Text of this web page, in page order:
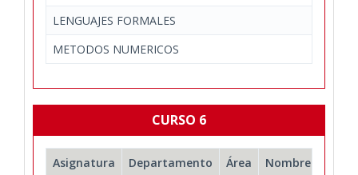
LENGUAJES FORMALES
METODOS NUMERICOS
CURSO 6
Asignatura Departamento Área Nombre